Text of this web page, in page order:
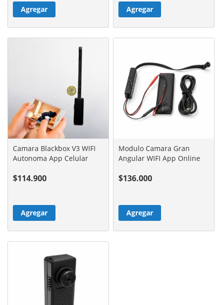
Agregar Agregar
Camara Blackbox V3 WIFI
Autonoma App Celular
$114.900
Agregar
Modulo Camara Gran
Angular WIFI App Online
$136.000
Agregar